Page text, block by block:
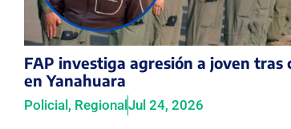
FAP investiga agresión a joven tras
en Yanahuara
Policial, RegionalJul 24, 2026